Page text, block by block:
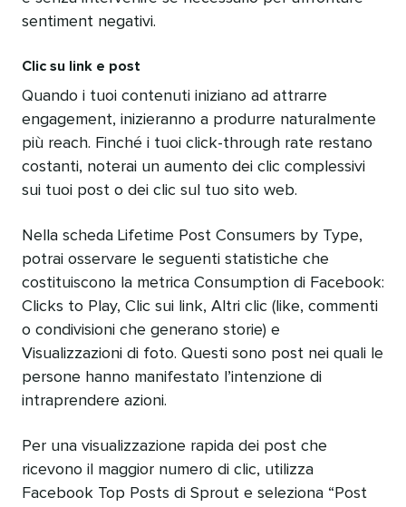
sentiment negativi.
Clic su link e post
Quando i tuoi contenuti iniziano ad attrarre
engagement, inizieranno a produrre naturalmente
più reach. Finché i tuoi click-through rate restano
costanti, noterai un aumento dei clic complessivi
sui tuoi post o dei clic sul tuo sito web.
Nella scheda Lifetime Post Consumers by Type,
potrai osservare le seguenti statistiche che
costituiscono la metrica Consumption di Facebook:
Clicks to Play, Clic sui link, Altri clic (like, commenti
o condivisioni che generano storie) e
Visualizzazioni di foto. Questi sono post nei quali le
persone hanno manifestato l’intenzione di
intraprendere azioni.
Per una visualizzazione rapida dei post che
ricevono il maggior numero di clic, utilizza
Facebook Top Posts di Sprout e seleziona “Post